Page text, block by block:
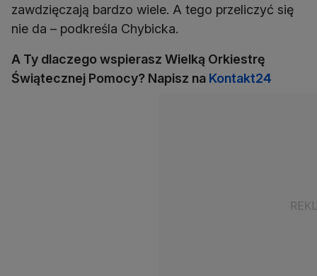
zawdzięczają bardzo wiele. A tego przeliczyć się
nie da – podkreśla Chybicka.
A Ty dlaczego wspierasz Wielką Orkiestrę
Świątecznej Pomocy? Napisz na Kontakt24